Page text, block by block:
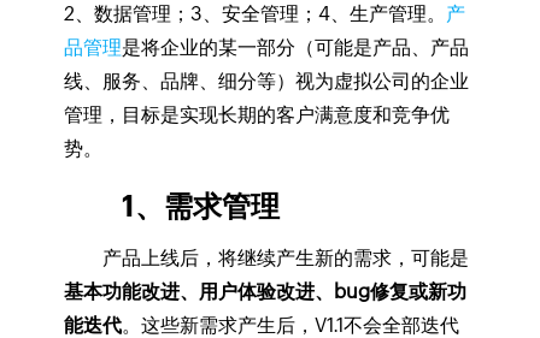
2、数据管理；3、安全管理；4、生产管理。 产
品管理是将企业的某一部分（可能是产品、产品
线、服务、品牌、细分等）视为虚拟公司的企业
管理，目标是实现长期的客户满意度和竞争优
势。
1、需求管理
产品上线后，将继续产生新的需求，可能是
基本功能改进、用户体验改进、bug修复或新功
能迭代。这些新需求产生后，V1.1不会全部迭代